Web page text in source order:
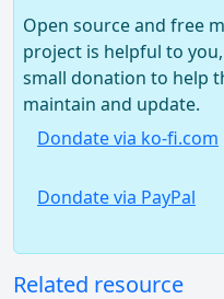
Open source and free
project is helpful to
small donation to help
maintain and update.
Dondate via ko-fi.com
Dondate via PayPal
Related resource